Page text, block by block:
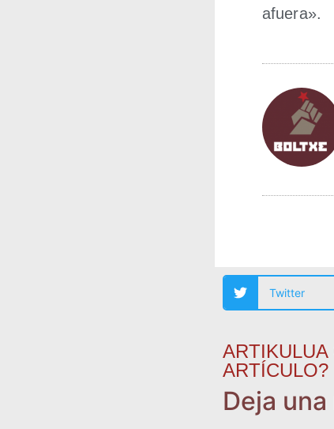
afuera».
Twitter
ARTÍCULO?
Deja